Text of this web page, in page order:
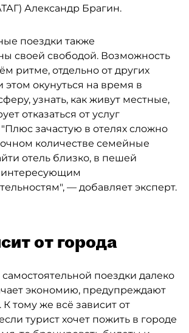
Александр Брагин.
поездки также
своей свободой. Возможность
ритме, отдельно от других
этом окунуться на время в
узнать, как живут местные,
отказаться от услуг
зачастую в отелях сложно
количестве семейные
отель близко, в пешей
интересующим
— добавляет эксперт.
от города
поездки далеко
экономию, предупреждают
тому же всё зависит от
турист хочет пожить в городе